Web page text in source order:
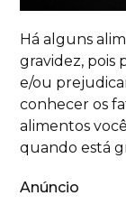
Há alguns
gravidez, pois
e/ou
conhecer os
alimentos
quando está
Anúncio